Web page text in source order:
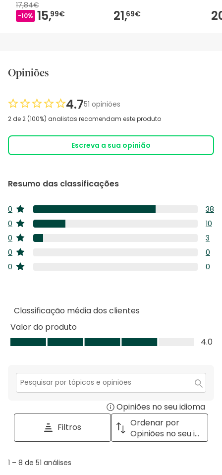
17,84€
-10% 15,99€ 21,69€
Opiniões
Resumo das classificações
0
estrelas
38
38
com
5
0
estrelas
10
10
com
4
0
estrelas
3
3
com
0
estrelas
0
0
0
estrelas
0
4.751 opiniões
2 de 2 (100%) analistas recomendam este produto
Escreva a sua opinião
Classificação média dos clientes
Valor do produto
Valor
4.0
em
4.0
Secção
Opiniões no seu idioma
a
with
Filtros
Ordenar por
Opiniões no seu idioma
11 – 8 de 51 análises